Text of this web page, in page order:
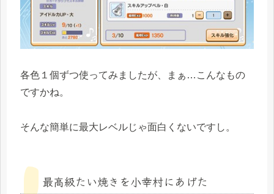
各色１個ずつ使ってみましたが、まぁ…こんなもの
ですかね。
そんな簡単に最大レベルじゃ面白くないですし。
最高級たい焼きを小幸村にあげた